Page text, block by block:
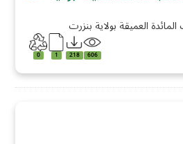
العميقة بولاية بنزرت
606
218
1
0